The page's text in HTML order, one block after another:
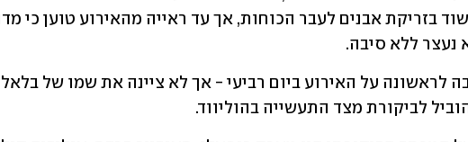
נעצר ללא סיבה.
לביקורת מצד התעשייה בהוליווד.